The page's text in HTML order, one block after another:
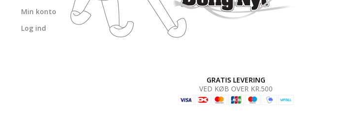
Min konto
Log ind
GRATIS LEVERING
VED KØB OVER KR.500